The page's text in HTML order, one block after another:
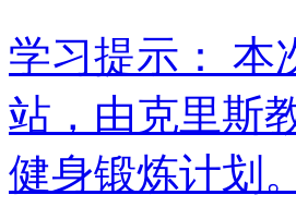
学习提示： 本
站，由克里斯
健身锻炼计划